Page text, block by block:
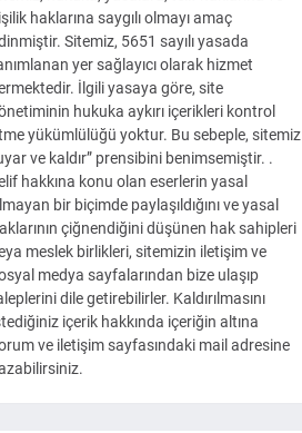
haklarına saygılı olmayı amaç
Sitemiz, 5651 sayılı yasada
yer sağlayıcı olarak hizmet
İlgili yasaya göre, site
hukuka aykırı içerikleri kontrol
yükümlülüğü yoktur. Bu sebeple, sitemiz
ve kaldır” prensibini benimsemiştir. .
hakkına konu olan eserlerin yasal
bir biçimde paylaşıldığını ve yasal
çiğnendiğini düşünen hak sahipleri
meslek birlikleri, sitemizin iletişim ve
medya sayfalarından bize ulaşıp
dile getirebilirler. Kaldırılmasını
içerik hakkında içeriğin altına
ve iletişim sayfasındaki mail adresine